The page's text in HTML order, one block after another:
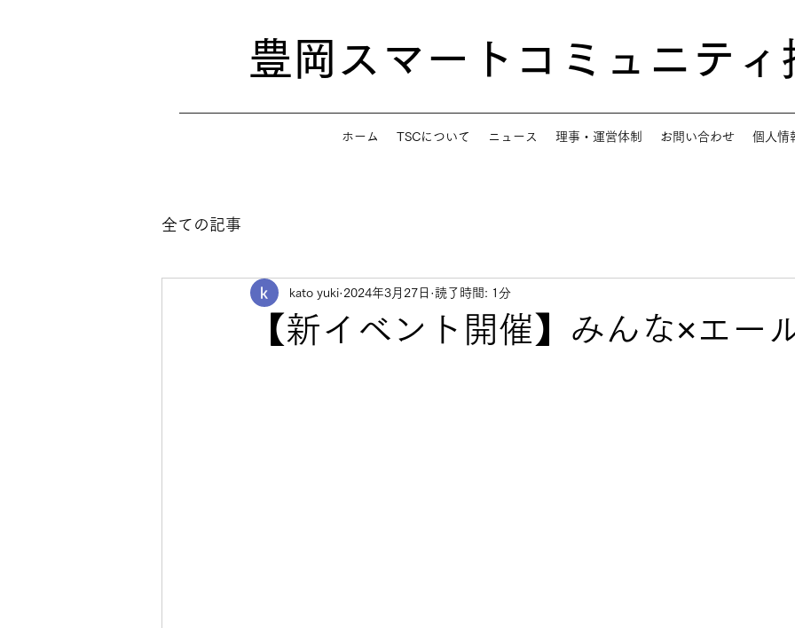
豊岡スマートコミュニティ
ホーム TSCについて ニュース 理事・運営体制 お問い合わせ 個人情
全ての記事
【新イベント開催】みんな×エー
kato yuki 2024年3月27日 読了時間: 1分